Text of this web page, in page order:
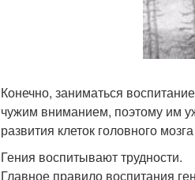
Конечно, заниматься
чужим вниманием, поэтому им
развития клеток головного
Гения воспитывают трудности.
Главное правило воспитания